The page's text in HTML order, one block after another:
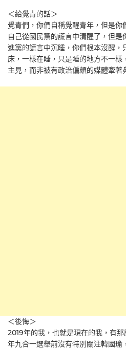
＜給覺青的話＞
覺青們，你們自稱覺醒青年，但是
自己從國民黨的謊言中清醒了，但
進黨的謊言中沉睡，你們根本沒醒，
床，一樣在睡，只是睡的地方不一
主見，而非被有政治偏頗的媒體牽著
＜後悔＞
2019年的我，也就是現在的我，有
年九合一選舉前沒有特別關注韓國瑜